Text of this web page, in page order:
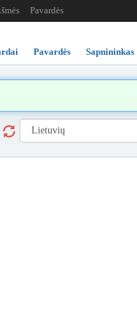
Pavardės
Pavardės Sapnininkas